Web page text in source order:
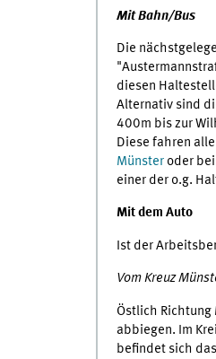
Mit Bahn/Bus
Die
diesen
Alternativ sind
400m bis zur
Diese fahren
Münsteroder
einer der o.g.
Mit dem Auto
Ist der
Vom Kreuz
Östlich
abbiegen. Im
befindet sich